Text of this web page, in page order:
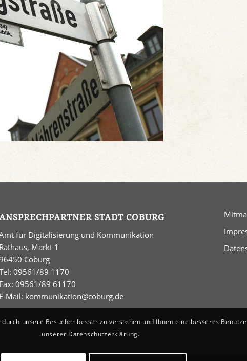
STADT COBURG
für Digitalisierung und Kommunikation
Rathaus, Markt 1
Coburg
09561/89 1170
Fax: 09561/89 61170
E-Mail: kommunikation@coburg.de
unsere Besucher besser zu verstehen und Ihnen eine besseres
unserer Datenschutzerklärung.